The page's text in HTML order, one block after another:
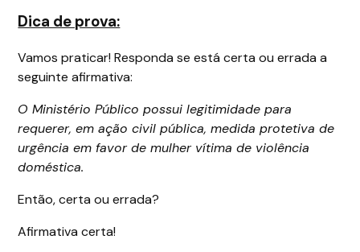
Dica de prova:
Vamos praticar! Responda se está certa ou errada a
seguinte afirmativa:
O Ministério Público possui legitimidade para
requerer, em ação civil pública, medida protetiva de
urgência em favor de mulher vítima de violência
doméstica.
Então, certa ou errada?
Afirmativa certa!